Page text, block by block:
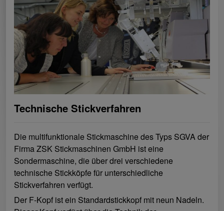
Technische Stickverfahren
Die multifunktionale Stickmaschine des Typs SGVA der
Firma ZSK Stickmaschinen GmbH ist eine
Sondermaschine, die über drei verschiedene
technische Stickköpfe für unterschiedliche
Stickverfahren verfügt.
Der F-Kopf ist ein Standardstickkopf mit neun Nadeln.